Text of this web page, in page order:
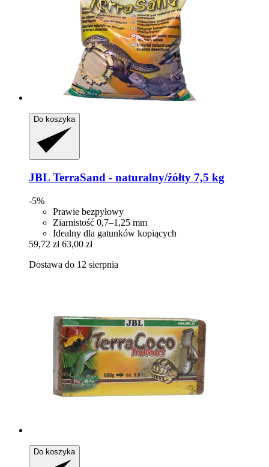
Do koszyka
JBL TerraSand -​ naturalny/żółty 7,5 kg
-5%
Prawie bezpyłowy
Ziarnistość 0,7–1,25 mm
Idealny dla gatunków kopiących
59,72 zł 63,00 zł
Dostawa do 12 sierpnia
Do koszyka